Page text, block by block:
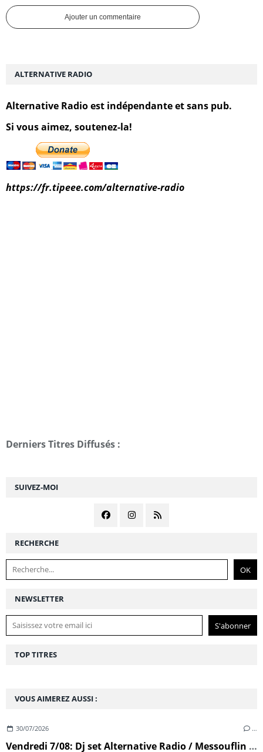
Ajouter un commentaire
NEWSLETTER
SUIVEZ-MOI
RECHERCHE
VOUS AIMEREZ AUSSI :
30/07/2026 …
Vendredi 7/08: Dj set Alternative Radio / Messouflin (Ploumoguer)
ALTERNATIVE RADIO
Alternative Radio est indépendante et sans pub.
Si vous aimez, soutenez-la!
https://fr.tipeee.com/alternative-radio
Derniers Titres Diffusés :
TOP TITRES